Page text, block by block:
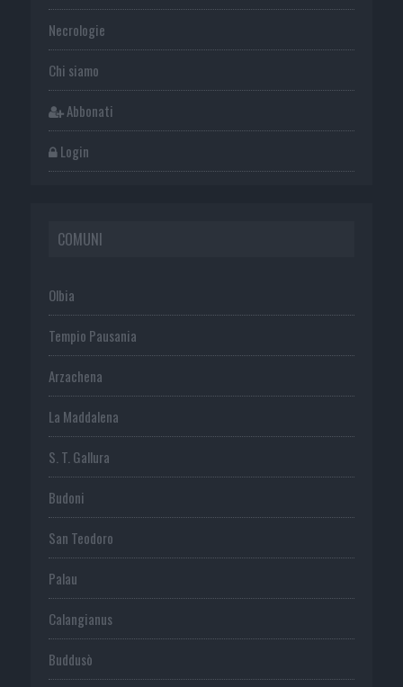
Necrologie
Chi siamo
Abbonati
Login
COMUNI
Olbia
Tempio Pausania
Arzachena
La Maddalena
S. T. Gallura
Budoni
San Teodoro
Palau
Calangianus
Buddusò